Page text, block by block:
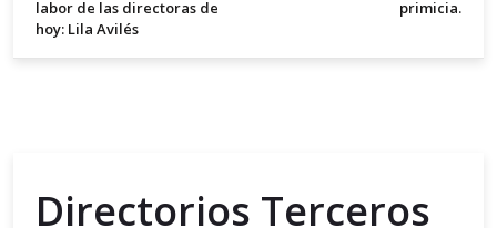
labor de las directoras de
hoy: Lila Avilés
primicia.
Directorios Terceros